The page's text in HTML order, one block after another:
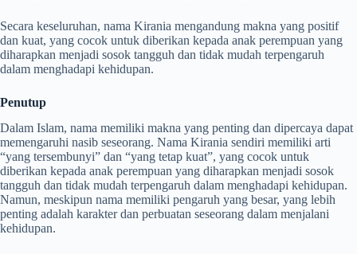
Secara keseluruhan, nama Kirania mengandung makna yang positif
dan kuat, yang cocok untuk diberikan kepada anak perempuan yang
diharapkan menjadi sosok tangguh dan tidak mudah terpengaruh
dalam menghadapi kehidupan.
Penutup
Dalam Islam, nama memiliki makna yang penting dan dipercaya dapat
memengaruhi nasib seseorang. Nama Kirania sendiri memiliki arti
“yang tersembunyi” dan “yang tetap kuat”, yang cocok untuk
diberikan kepada anak perempuan yang diharapkan menjadi sosok
tangguh dan tidak mudah terpengaruh dalam menghadapi kehidupan.
Namun, meskipun nama memiliki pengaruh yang besar, yang lebih
penting adalah karakter dan perbuatan seseorang dalam menjalani
kehidupan.